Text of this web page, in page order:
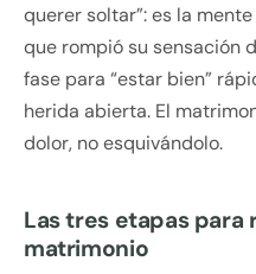
querer soltar”: es la
que rompió su sensación
fase para “estar bien”
herida abierta. El
dolor, no esquivándolo.
Las tres etapas para
matrimonio